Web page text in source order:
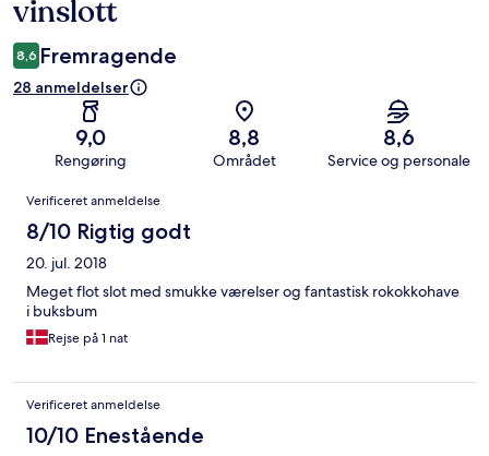
vinslott
8,6 Fremragende
28 anmeldelser
9,0
Rengøring
8,8
Området
8,6
Service og personale
Anmeldelser
Verificeret anmeldelse
8/10 Rigtig godt
20. jul. 2018
Meget flot slot med smukke værelser og fantastisk rokokkohave
i buksbum
Rejse på 1 nat
Verificeret anmeldelse
10/10 Enestående